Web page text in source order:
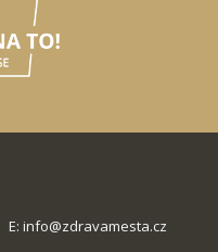
E: info@zdravamesta.cz